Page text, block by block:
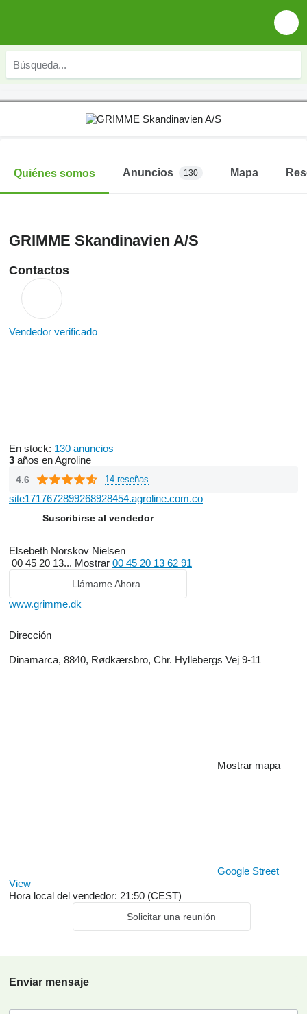
Quiénes somos Anuncios 130 Mapa
GRIMME Skandinavien A/S
Contactos
Vendedor verificado
En stock: 130 anuncios
3 años en Agroline
4.6 14 reseñas
site1717672899268928454.agroline.com.co
Suscribirse al vendedor
Elsebeth Norskov Nielsen
00 45 20 13... Mostrar 00 45 20 13 62 91
Llámame Ahora
www.grimme.dk
Dirección
Dinamarca, 8840, Rødkærsbro, Chr. Hyllebergs Vej 9-11
Mostrar mapa
Google Street
View
Hora local del vendedor: 21:50 (CEST)
Solicitar una reunión
Enviar mensaje